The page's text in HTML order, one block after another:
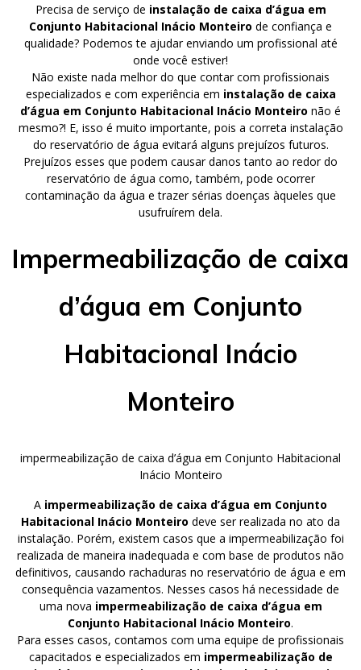
Precisa de serviço de instalação de caixa d’água em
Conjunto Habitacional Inácio Monteiro de confiança e
qualidade? Podemos te ajudar enviando um profissional até
onde você estiver!
Não existe nada melhor do que contar com profissionais
especializados e com experiência em instalação de caixa
d’água em Conjunto Habitacional Inácio Monteiro não é
mesmo?! E, isso é muito importante, pois a correta instalação
do reservatório de água evitará alguns prejuízos futuros.
Prejuízos esses que podem causar danos tanto ao redor do
reservatório de água como, também, pode ocorrer
contaminação da água e trazer sérias doenças àqueles que
usufruírem dela.
Impermeabilização de caixa
d’água em Conjunto
Habitacional Inácio
Monteiro
impermeabilização de caixa d’água em Conjunto Habitacional
Inácio Monteiro
A impermeabilização de caixa d’água em Conjunto
Habitacional Inácio Monteiro deve ser realizada no ato da
instalação. Porém, existem casos que a impermeabilização foi
realizada de maneira inadequada e com base de produtos não
definitivos, causando rachaduras no reservatório de água e em
consequência vazamentos. Nesses casos há necessidade de
uma nova impermeabilização de caixa d’água em
Conjunto Habitacional Inácio Monteiro.
Para esses casos, contamos com uma equipe de profissionais
capacitados e especializados em impermeabilização de